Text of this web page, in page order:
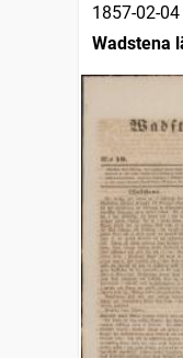
1857-02-04
Wadstena